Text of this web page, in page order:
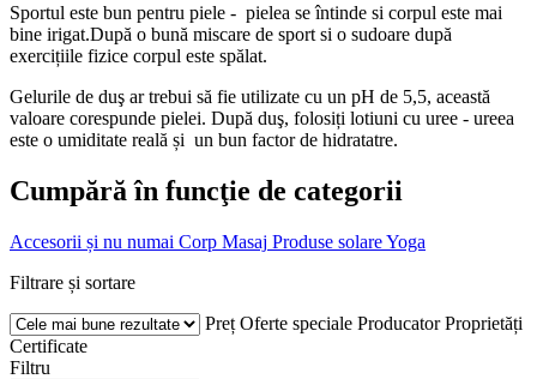
Sportul este bun pentru piele - pielea se întinde si corpul este mai
bine irigat.După o bună miscare de sport si o sudoare după
exercițiile fizice corpul este spălat.
Gelurile de duş ar trebui să fie utilizate cu un pH de 5,5, această
valoare corespunde pielei. După duş, folosiți lotiuni cu uree - ureea
este o umiditate reală și un bun factor de hidratatre.
Cumpără în funcţie de categorii
Accesorii și nu numai Corp Masaj Produse solareYoga
Filtrare și sortare
Preț Oferte speciale Producator Proprietăți
Certificate
Filtru